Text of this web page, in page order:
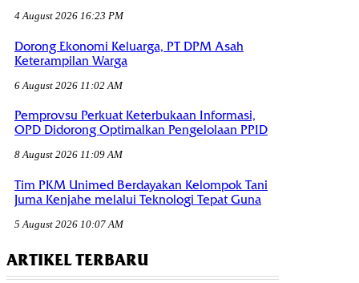
4 August 2026 16:23 PM
Dorong Ekonomi Keluarga, PT DPM Asah
Keterampilan Warga
6 August 2026 11:02 AM
Pemprovsu Perkuat Keterbukaan Informasi,
OPD Didorong Optimalkan Pengelolaan PPID
8 August 2026 11:09 AM
Tim PKM Unimed Berdayakan Kelompok Tani
Juma Kenjahe melalui Teknologi Tepat Guna
5 August 2026 10:07 AM
ARTIKEL TERBARU